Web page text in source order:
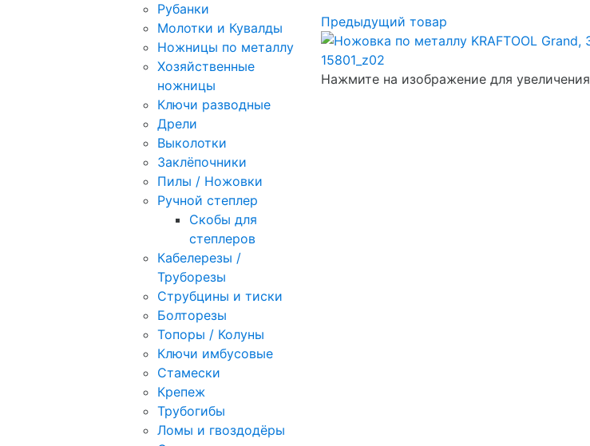
Рубанки
Молотки и Кувалды
Ножницы по металлу
Хозяйственные
ножницы
Ключи разводные
Дрели
Выколотки
Заклёпочники
Пилы / Ножовки
Ручной степлер
Скобы для
степлеров
Кабелерезы /
Труборезы
Струбцины и тиски
Болторезы
Топоры / Колуны
Ключи имбусовые
Стамески
Крепеж
Трубогибы
Ломы и гвоздодёры
Предыдущий товар
Нажмите на изображение для увеличения